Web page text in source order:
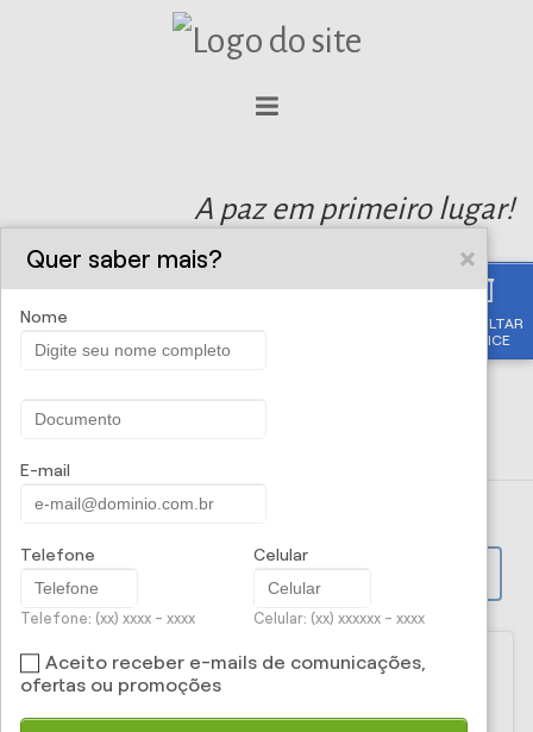
CONSULTAR
APÓLICE
A paz em primeiro lugar!
Iti Corretora e Administradora
Quer saber mais?
Nome
E-mail
Telefone
Telefone: (xx) xxxx - xxxx
Celular
Celular: (xx) xxxxxx - xxxx
Aceito receber e-mails de comunicações,
ofertas ou promoções